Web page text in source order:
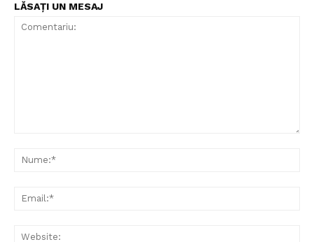
LĂSAȚI UN MESAJ